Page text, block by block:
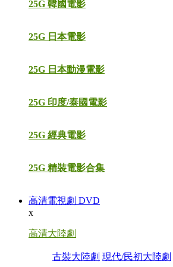
25G 韓國電影
25G 日本電影
25G 日本動漫電影
25G 印度/泰國電影
25G 經典電影
25G 精裝電影合集
高清電視劇 DVD
x
高清大陸劇
古裝大陸劇 現代/民初大陸劇